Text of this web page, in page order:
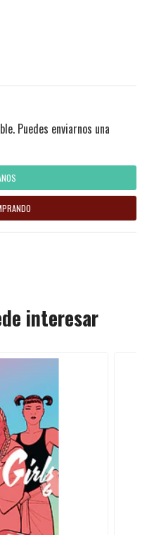
Puedes enviarnos una
interesar